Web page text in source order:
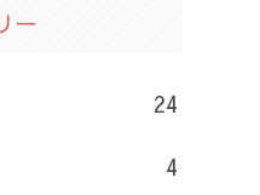
ー
24
4